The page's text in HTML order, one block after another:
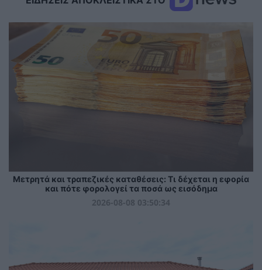
Μετρητά και τραπεζικές καταθέσεις: Τι δέχεται η εφορία
και πότε φορολογεί τα ποσά ως εισόδημα
2026-08-08 03:50:34